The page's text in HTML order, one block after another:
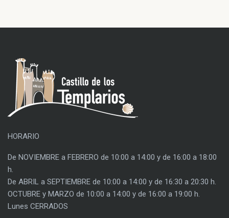
HORARIO
De NOVIEMBRE a FEBRERO de 10:00 a 14:00 y de 16:00 a 18:00
h.
De ABRIL a SEPTIEMBRE de 10:00 a 14:00 y de 16:30 a 20:30 h.
OCTUBRE y MARZO de 10:00 a 14:00 y de 16:00 a 19:00 h.
Lunes CERRADOS